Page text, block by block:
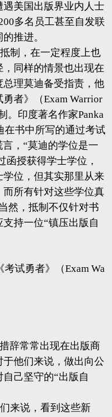
遇美国出版界业内人士
多名员工甚至自发联
推进。
制，在一定程度上也
同样的情景也出现在
理莫迪备受指责，他
者》（Exam Warrior
。印度著名作家Panka
在书中所写的通过考试
，“莫迪的学位是一
函授获得学士学位，
位，但其实那里从来
所有针对这些学位真
然，抵制不仅针对书
持一位“镇压出版自
试勇者》（Exam Wa
辞常常出现在出版商
他们来说，做出向公
己坚守的“出版自
来说，看到这些新